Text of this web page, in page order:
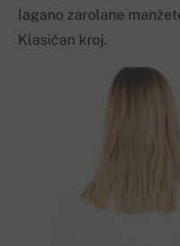
lagano zarolane
Klasičan kroj.